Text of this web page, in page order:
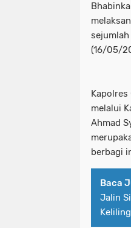
(16/05/
Kapolres
melalui
Ahmad
berbagi
Baca
Jalin